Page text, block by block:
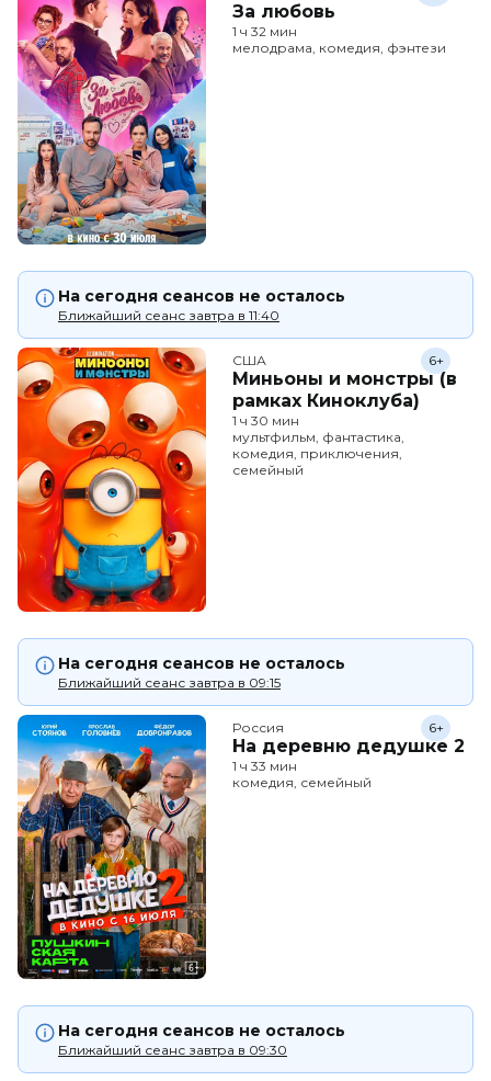
За любовь
1 ч 32 мин
мелодрама, комедия, фэнтези
На сегодня сеансов не осталось
Ближайший сеанс завтра в 11:40
США
Миньоны и монстры (в
рамках Киноклуба)
6+
1 ч 30 мин
мультфильм, фантастика,
комедия, приключения,
семейный
На сегодня сеансов не осталось
Ближайший сеанс завтра в 09:15
Россия
На деревню дедушке 2
6+
1 ч 33 мин
комедия, семейный
На сегодня сеансов не осталось
Ближайший сеанс завтра в 09:30